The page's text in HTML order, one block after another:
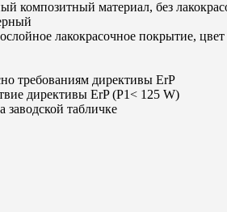
композитный материал, без
лакокрасочное покрытие, цвет
требованиям директивы ErP
директивы ErP (P1< 125 W)
табличке